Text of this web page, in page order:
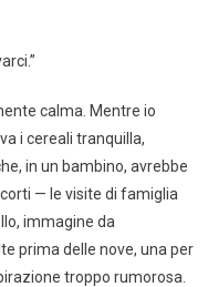
calma. Mentre io
i cereali tranquilla,
in un bambino, avrebbe
— le visite di famiglia
immagine da
prima delle nove, una per
troppo rumorosa.